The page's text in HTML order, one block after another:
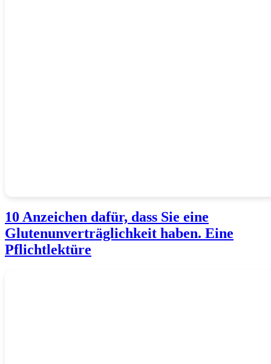
10 Anzeichen dafür, dass Sie eine
Glutenunverträglichkeit haben. Eine
Pflichtlektüre